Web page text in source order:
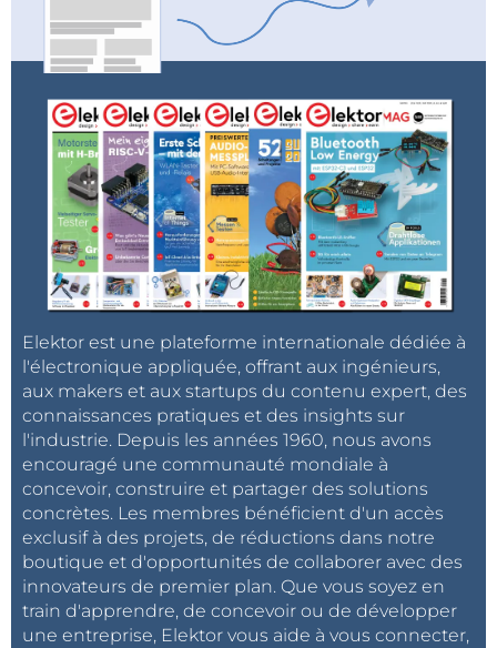
sous la responsabilité de GroupGets.
GroupGets ? Consultez l'entretien accordé à
Elektorpar le fondateur de l’entreprise, Ron Justin.
Restez à l’écoute, d’autres achats groupés seront
proposés bientôt sur la plateforme et une nouvelle
campagne est prévue...
Elektor est une plateforme internationale dédiée à
l'électronique appliquée, offrant aux ingénieurs,
aux makers et aux startups du contenu expert, des
connaissances pratiques et des insights sur
l'industrie. Depuis les années 1960, nous avons
encouragé une communauté mondiale à
concevoir, construire et partager des solutions
concrètes. Les membres bénéficient d'un accès
exclusif à des projets, de réductions dans notre
boutique et d'opportunités de collaborer avec des
innovateurs de premier plan. Que vous soyez en
train d'apprendre, de concevoir ou de développer
une entreprise, Elektor vous aide à vous connecter,